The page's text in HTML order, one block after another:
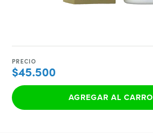
PRECIO
$45.500
AGREGAR AL CARRO